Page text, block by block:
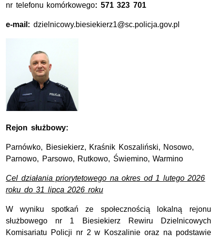
nr telefonu komórkowego: 571 323 701
e-mail: dzielnicowy.biesiekierz1@sc.policja.gov.pl
Rejon służbowy:
Parnówko, Biesiekierz, Kraśnik Koszaliński, Nosowo,
Parnowo, Parsowo, Rutkowo, Świemino, Warmino
Cel działania priorytetowego na okres od 1 lutego 2026
roku do 31 lipca 2026 roku
W wyniku spotkań ze społecznością lokalną rejonu
służbowego nr 1 Biesiekierz Rewiru Dzielnicowych
Komisariatu Policji nr 2 w Koszalinie oraz na podstawie